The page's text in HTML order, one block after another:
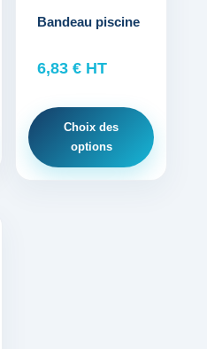
Bandeau piscine
6,83€ HT
Choix des
options
options
être
sur
la
page